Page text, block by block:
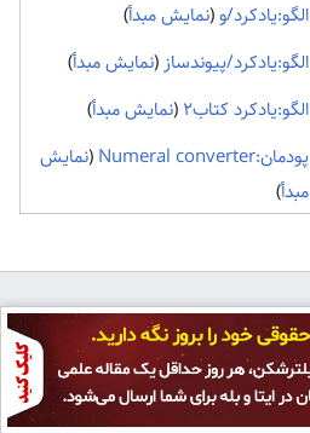
الگو:یادکرد/و(نمایش مبدأ)
الگو:یادکرد/پیوندساز(نمایش مبدأ)
الگو:یادکرد کتاب۲ (نمایش مبدأ)
پودمان:Numeral converter
(نمایش
مبدأ)